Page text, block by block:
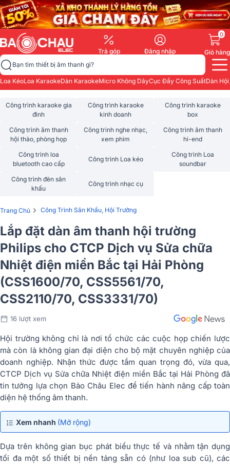
Trả góp Đăng nhập
0
Giỏ hàng
Bạn tìm thiết bị âm thanh gì?
Loa KéoLoa KaraokeDàn KaraokeMicro Không DâyCục Đẩy Công SuấtDàn
Công trình karaoke gia
đình
Công trình karaoke
kinh doanh
Công trình karaoke
box
Công trình âm thanh
hội thảo, phòng họp
Công trình nghe nhạc,
xem phim
Công trình âm thanh
hi-end
Công trình loa
bluetooth cao cấp
Công trình Loa kéo
Công trình Loa
soundbar
Công trình đèn sân
khấu
Công trình nhạc cụ
Trang Chủ › Công Trình Sân Khấu, Hội Trường
Lắp đặt dàn âm thanh hội trường
Philips cho CTCP Dịch vụ Sửa chữa
Nhiệt điện miền Bắc tại Hải Phòng
(CSS1600/70, CSS5561/70,
CSS2110/70, CSS3331/70)
16 lượt xem
Hội trường không chỉ là nơi tổ chức các cuộc họp chiến lược
mà còn là không gian đại diện cho bộ mặt chuyên nghiệp của
doanh nghiệp. Nhận thức được tầm quan trọng đó, vừa qua,
CTCP Dịch vụ Sửa chữa Nhiệt điện miền Bắc tại Hải Phòng đã
tin tưởng lựa chọn Bảo Châu Elec để tiến hành nâng cấp toàn
diện hệ thống âm thanh.
Xem nhanh (Mở rộng)
Dựa trên không gian bục phát biểu thực tế và nhằm tận dụng
tối đa một số thiết bị nền tảng sẵn có (như loa sub cũ), các